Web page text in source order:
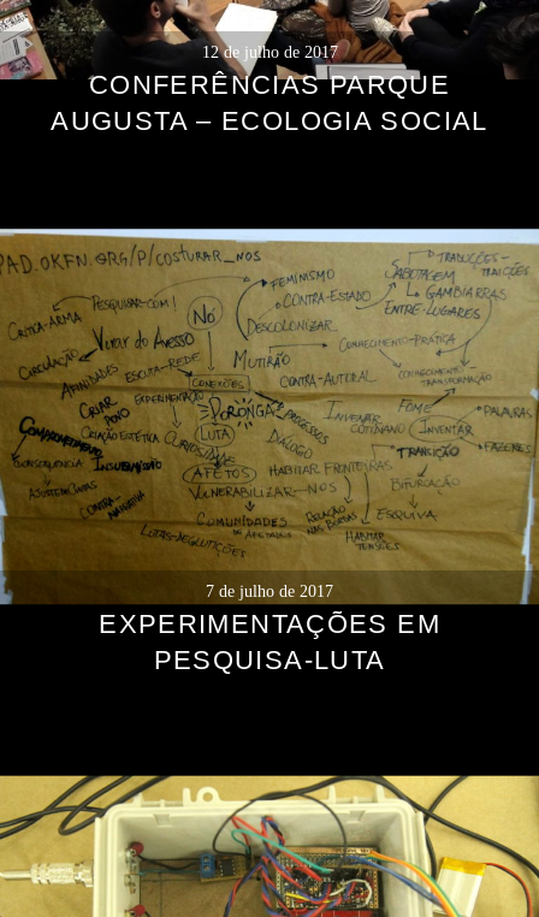
12 de julho de 2017
CONFERÊNCIAS PARQUE
AUGUSTA – ECOLOGIA SOCIAL
7 de julho de 2017
EXPERIMENTAÇÕES EM
PESQUISA-LUTA